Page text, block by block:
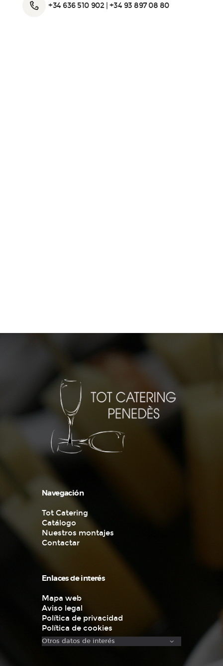
+34 636 510 902 | +34 93 897 08 80
Navegación
Tot Catering
Catálogo
Nuestros montajes
Contactar
Enlaces de interés
Mapa web
Aviso legal
Política de privacidad
Política de cookies